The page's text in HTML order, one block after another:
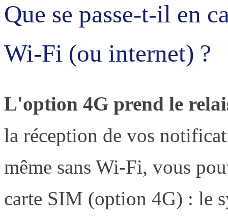
Que se passe-t-il en
Wi-Fi (ou internet) ?
L'option 4G prend le
la réception de vos
même sans Wi-Fi, vous
carte SIM (option 4G) : le